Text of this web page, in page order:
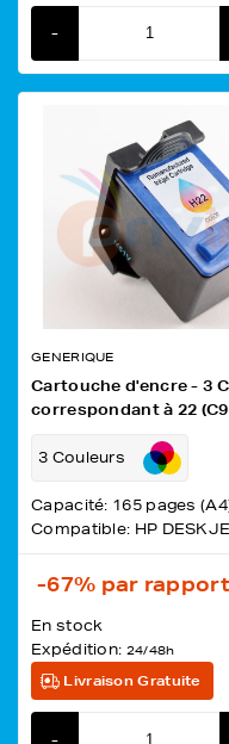
-
GENERIQUE
Cartouche d'encre - 3
correspondant à 22
3 Couleurs
Capacité: 165 pages
Compatible: HP
-67% par
En stock
Expédition: 24/48h
Livraison Gratuite
-